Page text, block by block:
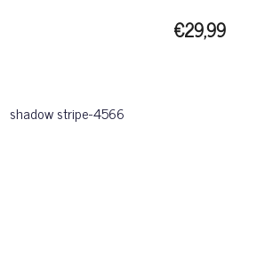
€29,99
shadow stripe-4566